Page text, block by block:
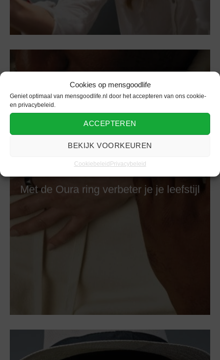
Cookies op mensgoodlife
Geniet optimaal van mensgoodlife.nl door het accepteren van ons cookie-
en privacybeleid.
ACCEPTEREN
BEKIJK VOORKEUREN
CookiebeleidPrivacybeleid
Met de Oura ring verbeter je je leefstijl